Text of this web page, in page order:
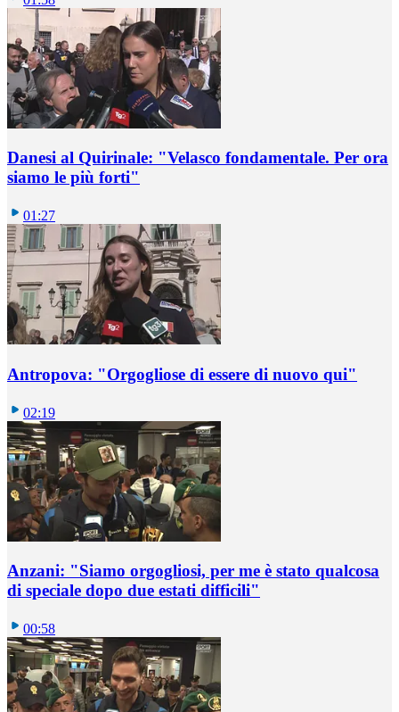
Danesi al Quirinale: "Velasco fondamentale. Per ora
siamo le più forti"
01:27
Antropova: "Orgogliose di essere di nuovo qui"
02:19
Anzani: "Siamo orgogliosi, per me è stato qualcosa
di speciale dopo due estati difficili"
00:58